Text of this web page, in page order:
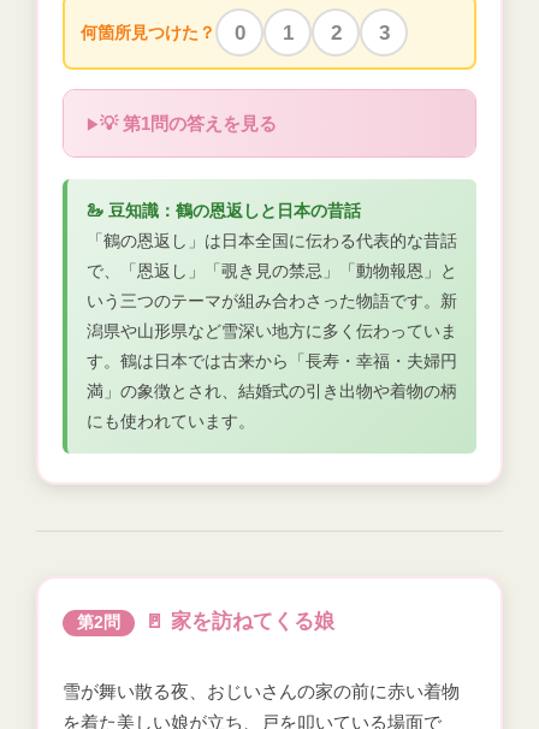
何箇所見つけた？ 0 1 2 3
💡 第1問の答えを見る
🦢 豆知識：鶴の恩返しと日本の昔話
「鶴の恩返し」は日本全国に伝わる代表的な昔話
で、「恩返し」「覗き見の禁忌」「動物報恩」と
いう三つのテーマが組み合わさった物語です。新
潟県や山形県など雪深い地方に多く伝わっていま
す。鶴は日本では古来から「長寿・幸福・夫婦円
満」の象徴とされ、結婚式の引き出物や着物の柄
にも使われています。
第2問 🚪 家を訪ねてくる娘
雪が舞い散る夜、おじいさんの家の前に赤い着物
を着た美しい娘が立ち、戸を叩いている場面で